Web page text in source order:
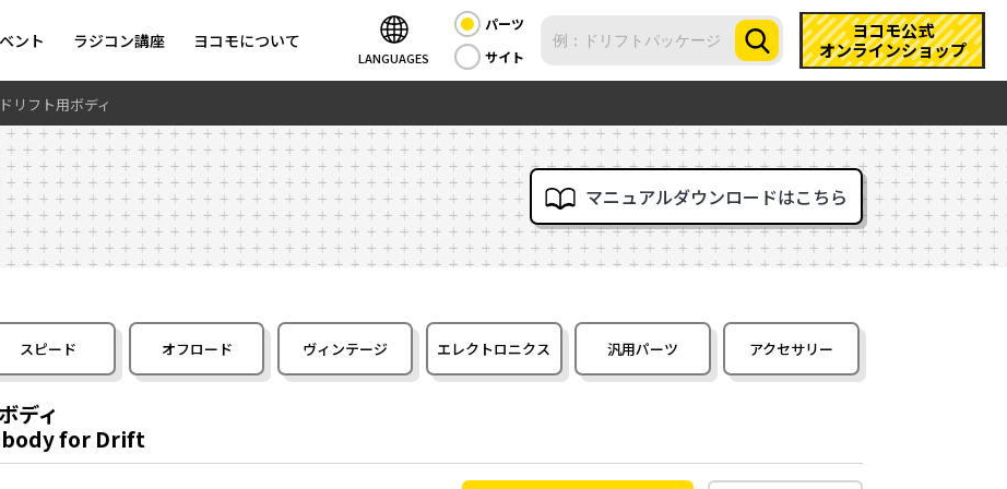
ント ラジコン講座 ヨコモについて
LANGUAGES
パーツ
サイト
ヨコモ公式
オンラインショップ
リフト用ボディ
マニュアルダウンロードはこちら
スピード オフロード ヴィンテージ エレクトロニクス 汎用パーツ アクセサリー
ディ
body for Drift